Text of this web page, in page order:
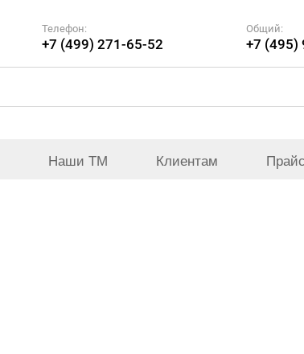
Телефон:
+7 (499) 271-65-52
Общий:
+7 (495)
Наши ТМ Клиентам Прайс